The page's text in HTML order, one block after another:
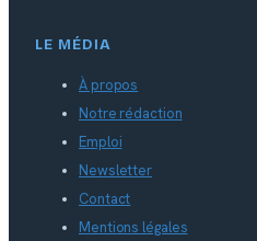
LE MÉDIA
À propos
Notre rédaction
Emploi
Newsletter
Contact
Mentions légales